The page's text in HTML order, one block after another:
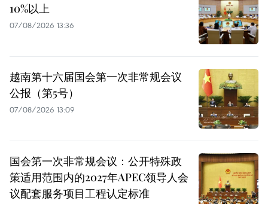
10%以上
07/08/2026 13:36
越南第十六届国会第一次非常规会议
公报（第5号）
07/08/2026 13:09
国会第一次非常规会议：公开特殊政
策适用范围内的2027年APEC领导人会
议配套服务项目工程认定标准